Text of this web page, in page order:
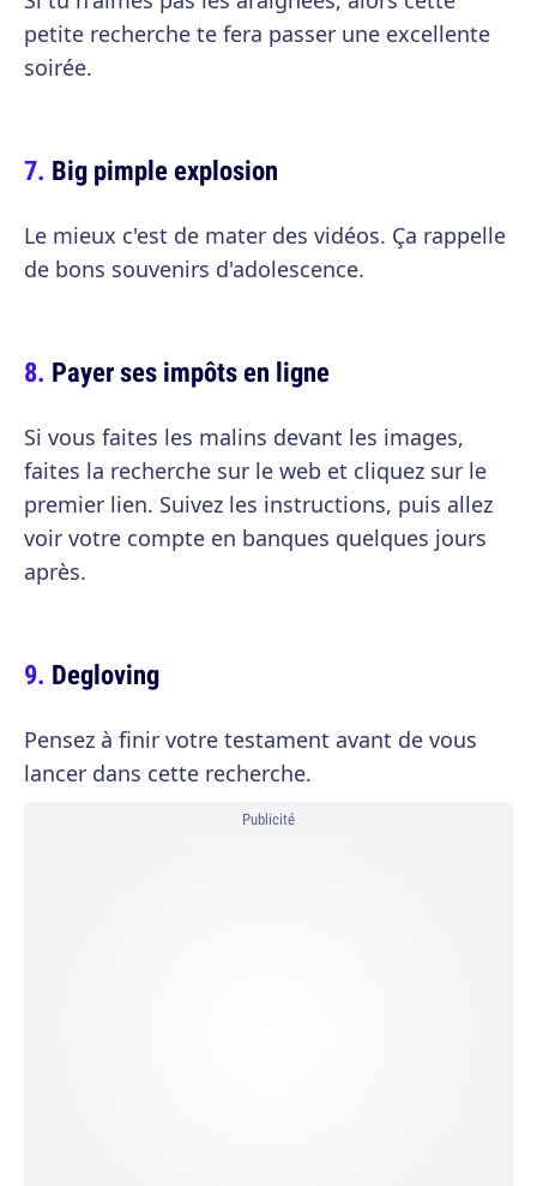
petite recherche te fera passer une excellente
soirée.
Big pimple explosion
Le mieux c'est de mater des vidéos. Ça rappelle
de bons souvenirs d'adolescence.
Payer ses impôts en ligne
Si vous faites les malins devant les images,
faites la recherche sur le web et cliquez sur le
premier lien. Suivez les instructions, puis allez
voir votre compte en banques quelques jours
après.
Degloving
Pensez à finir votre testament avant de vous
lancer dans cette recherche.
Publicité